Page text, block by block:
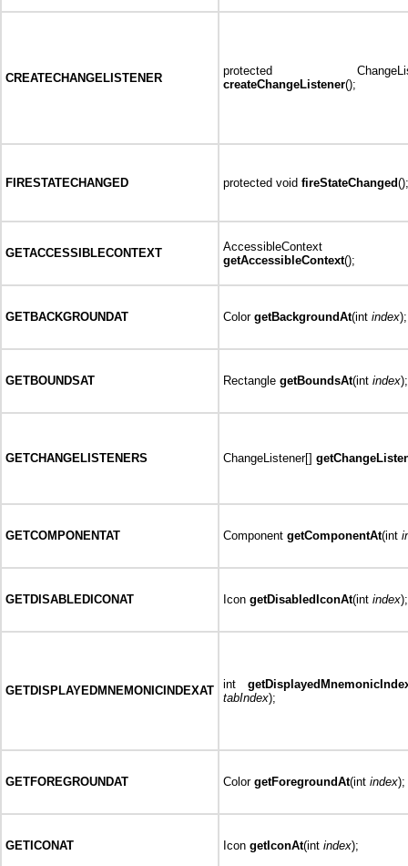
CREATECHANGELISTENER
protected
createChangeListener();
FIRESTATECHANGED protected void fireStateChanged();
GETACCESSIBLECONTEXT
AccessibleContext
getAccessibleContext();
GETBACKGROUNDAT Color getBackgroundAt(int index);
GETBOUNDSAT Rectangle getBoundsAt(int index);
GETCHANGELISTENERS ChangeListener[]
GETCOMPONENTAT Component getComponentAt(int
GETDISABLEDICONAT Icon getDisabledIconAt(int index);
GETDISPLAYEDMNEMONICINDEXAT int
tabIndex);
GETFOREGROUNDAT Color getForegroundAt(int index);
GETICONAT Icon getIconAt(int index);